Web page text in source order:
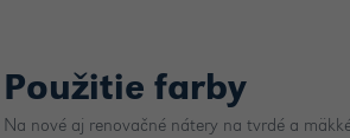
Použitie farby
Na nové aj renovačné nátery na tvrdé a